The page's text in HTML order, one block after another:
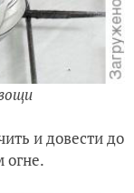
и довести до
огне.